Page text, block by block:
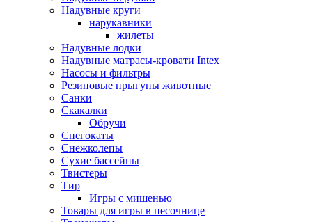
Надувные круги
нарукавники
жилеты
Надувные лодки
Надувные матрасы-кровати Intex
Насосы и фильтры
Резиновые прыгуны животные
Санки
Скакалки
Обручи
Снегокаты
Снежколепы
Сухие бассейны
Твистеры
Тир
Игры с мишенью
Товары для игры в песочнице